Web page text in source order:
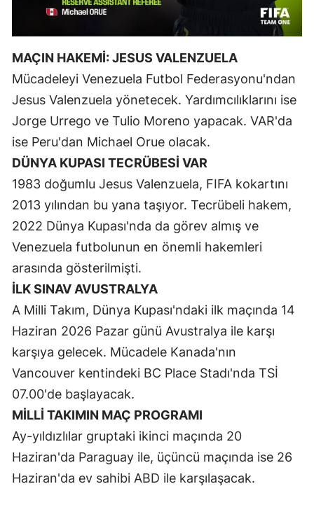
Kocaeli
Konya
Malatya
Kahramanmaraş
Muğla
Muş
Nevşehir
Rize
Sakarya
MAÇIN HAKEMİ: JESUS VALENZUELA
Mücadeleyi Venezuela Futbol Federasyonu'ndan
Jesus Valenzuela yönetecek. Yardımcılıklarını ise
Jorge Urrego ve Tulio Moreno yapacak. VAR'da
ise Peru'dan Michael Orue olacak.
DÜNYA KUPASI TECRÜBESİ VAR
1983 doğumlu Jesus Valenzuela, FIFA kokartını
2013 yılından bu yana taşıyor. Tecrübeli hakem,
2022 Dünya Kupası'nda da görev almış ve
Venezuela futbolunun en önemli hakemleri
arasında gösterilmişti.
İLK SINAV AVUSTRALYA
A Milli Takım, Dünya Kupası'ndaki ilk maçında 14
Haziran 2026 Pazar günü Avustralya ile karşı
karşıya gelecek. Mücadele Kanada'nın
Vancouver kentindeki BC Place Stadı'nda TSİ
07.00'de başlayacak.
MİLLİ TAKIMIN MAÇ PROGRAMI
Ay-yıldızlılar gruptaki ikinci maçında 20
Haziran'da Paraguay ile, üçüncü maçında ise 26
Haziran'da ev sahibi ABD ile karşılaşacak.